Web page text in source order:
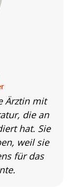
Ärztin mit
die an
hat. Sie
weil sie
für das